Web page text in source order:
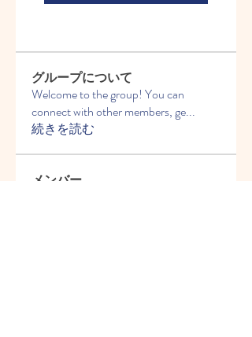
グループについて
Welcome to the group! You can
connect with other members, ge...
続きを読む
メンバー